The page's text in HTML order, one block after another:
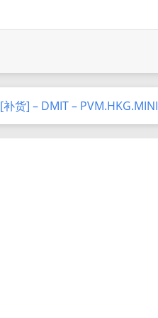
[补货] – DMIT – PVM.HKG.MINI